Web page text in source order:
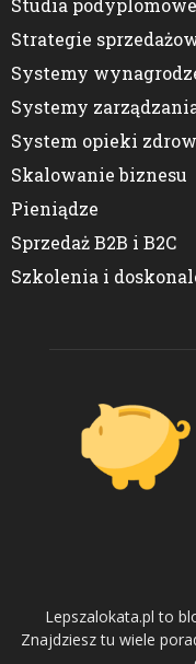
Studia podyplomowe
Strategie
Systemy
Systemy
System opieki
Skalowanie biznesu
Pieniądze
Sprzedaż B2B i B2C
Szkolenia i
Lepszalokata.pl to
Znajdziesz tu wiele